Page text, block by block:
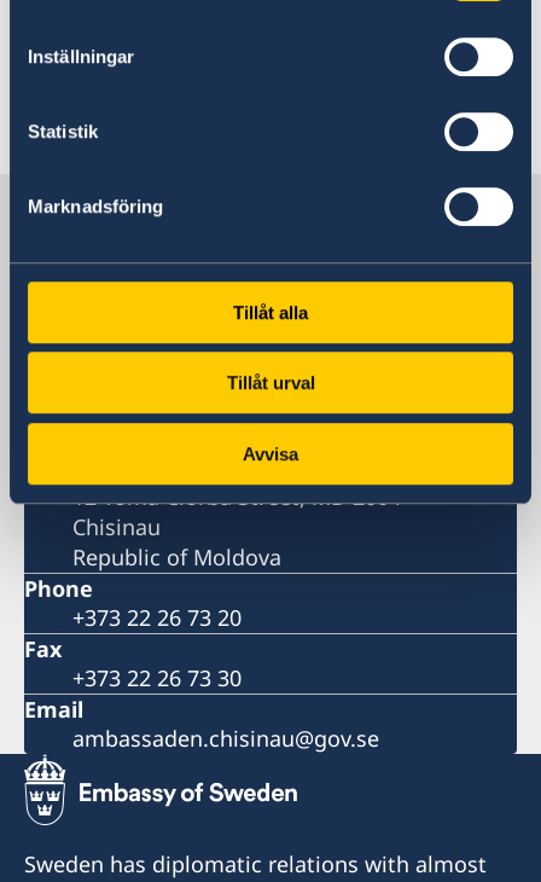
Inställningar
Statistik
Marknadsföring
Tillåt alla
Tillåt urval
Avvisa
Partners in Moldova - Questions and
Sweden in Moldova, Chisinau
Embassy
Visiting address
12 Toma Ciorba Street,
Chisinau
Embassy of Sweden
12 Toma Ciorba Street, MD 2004
Chisinau
Republic of Moldova
Phone
+373 22 26 73 20
Fax
+373 22 26 73 30
Email
ambassaden.chisinau@gov.se
Sweden has diplomatic relations with almost